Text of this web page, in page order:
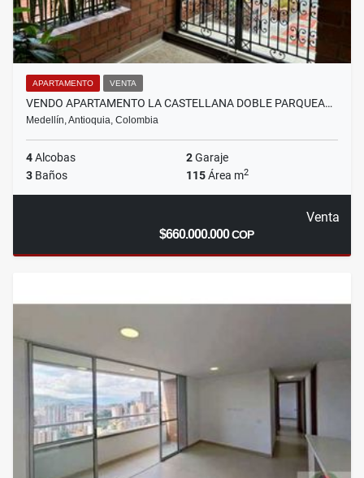
APARTAMENTO VENTA
VENDO APARTAMENTO LA CASTELLANA DOBLE PARQUEA…
Medellín, Antioquia, Colombia
4Alcobas 2Garaje
3 Baños 115Área m2
Venta
$660.000.000COP